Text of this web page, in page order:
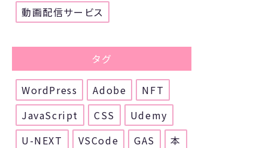
動画配信サービス
タグ
WordPress Adobe
NFT
JavaScript
CSS
Udemy
U-NEXT
VSCode GAS
本